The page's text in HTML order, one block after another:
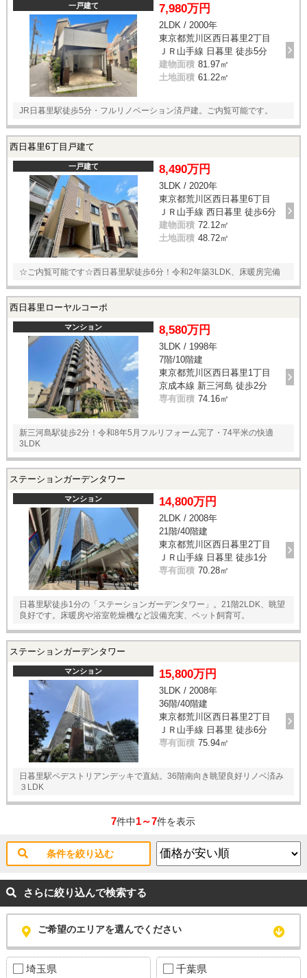
一戸建て 7,980万円
2LDK / 2000年
東京都荒川区西日暮里2丁目
ＪＲ山手線 日暮里 徒歩5分
建物面積 81.97㎡
土地面積 61.22㎡
JR日暮里駅徒歩5分・フルリノベーション済戸建。ご内覧可能です。
西日暮里6丁目戸建て
一戸建て 8,490万円
3LDK / 2020年
東京都荒川区西日暮里6丁目
ＪＲ山手線 西日暮里 徒歩6分
建物面積 72.12㎡
土地面積 48.72㎡
☆ご内覧可能です☆西日暮里駅徒歩6分！令和2年築3LDK、床暖房完備
西日暮里ローヤルコーポ
マンション 8,580万円
3LDK / 1998年
7階/10階建
東京都荒川区西日暮里1丁目
京成本線 新三河島 徒歩2分
専有面積 74.16㎡
新三河島駅徒歩2分！令和8年5月フルリフォーム完了・74平米の快適
3LDK
ステーションガーデンタワー
マンション 14,800万円
2LDK / 2008年
21階/40階建
東京都荒川区西日暮里2丁目
ＪＲ山手線 日暮里 徒歩1分
専有面積 70.28㎡
日暮里駅徒歩1分の「ステーションガーデンタワー」。21階2LDK、眺望
良好です。床暖房や浴室乾燥機など設備充実、ペット飼育可。
ステーションガーデンタワー
マンション 15,800万円
3LDK / 2008年
36階/40階建
東京都荒川区西日暮里2丁目
ＪＲ山手線 日暮里 徒歩6分
専有面積 75.94㎡
日暮里駅ペデストリアンデッキで直結。36階南向き眺望良好リノベ済み
３LDK
7件中1～7件を表示
条件を絞り込む
さらに絞り込んで検索する
ご希望のエリアを選んでください
埼玉県 千葉県